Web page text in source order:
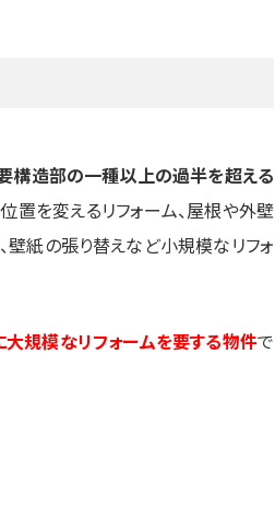
構造部の一種以上の過半を超える
置を変えるリフォーム、屋根や外壁
壁紙の張り替えなど小規模なリフォ
大規模なリフォームを要する物件で